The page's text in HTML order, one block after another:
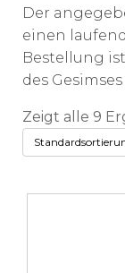
Der
einen
Bestellung
des
Zeigt alle 9